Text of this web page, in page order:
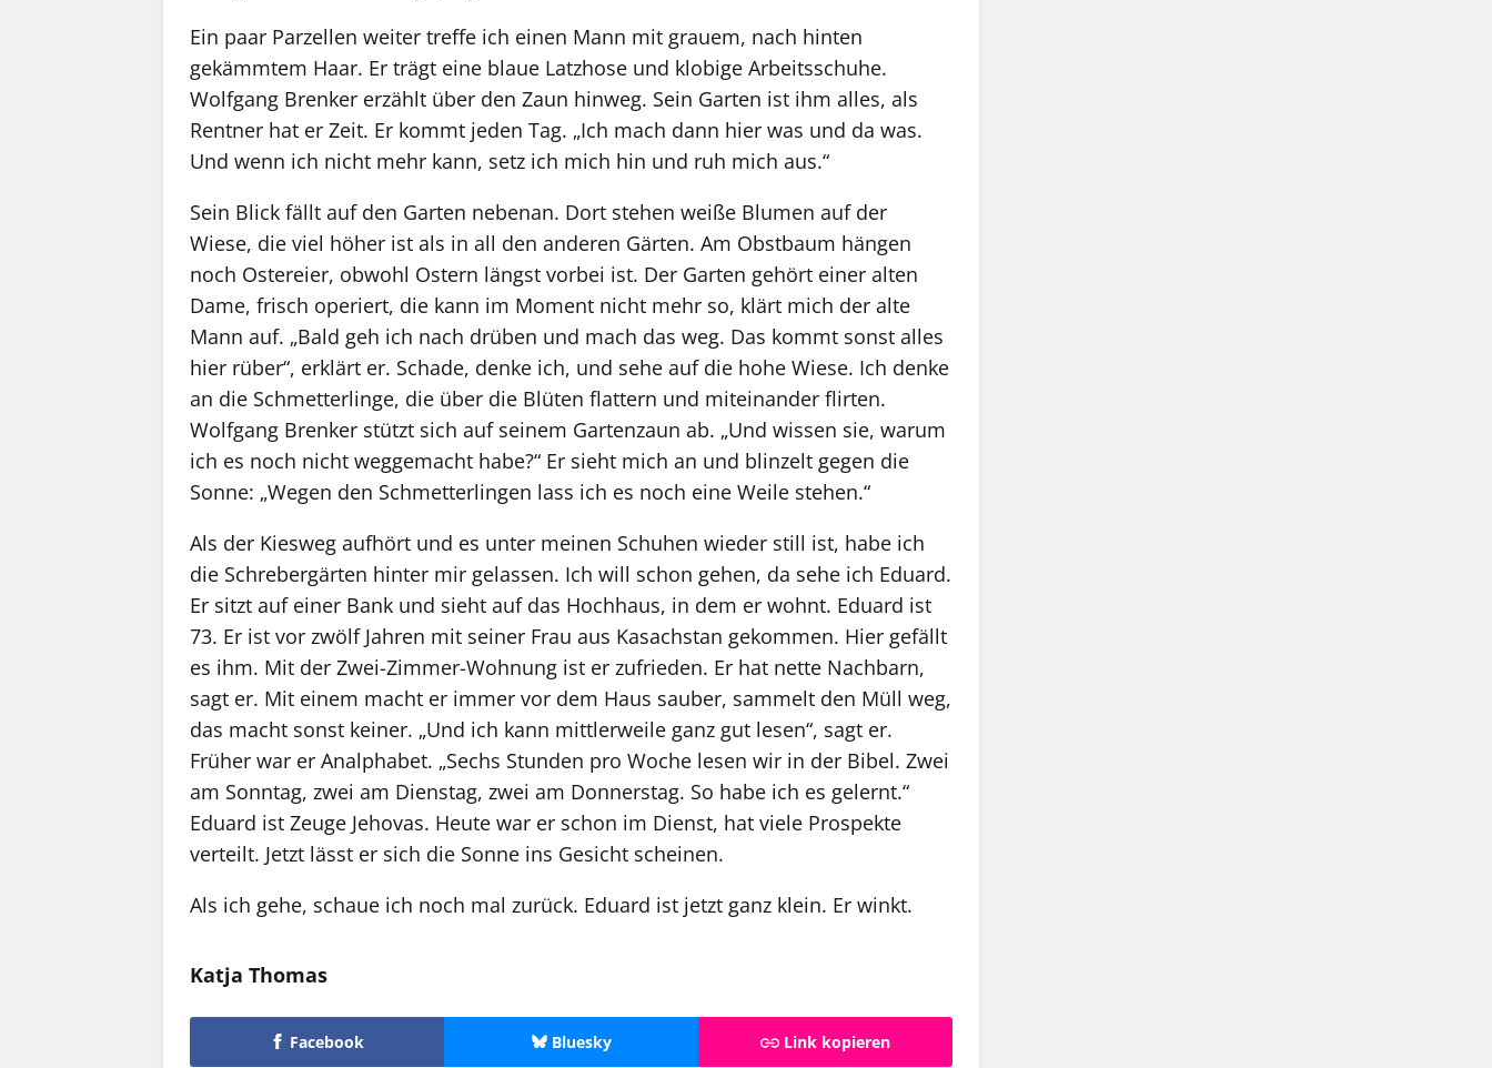
Ein paar Parzellen weiter treffe ich einen Mann mit grauem, nach hinten
gekämmtem Haar. Er trägt eine blaue Latzhose und klobige Arbeitsschuhe.
Wolfgang Brenker erzählt über den Zaun hinweg. Sein Garten ist ihm alles, als
Rentner hat er Zeit. Er kommt jeden Tag. „Ich mach dann hier was und da was.
Und wenn ich nicht mehr kann, setz ich mich hin und ruh mich aus.“
Sein Blick fällt auf den Garten nebenan. Dort stehen weiße Blumen auf der
Wiese, die viel höher ist als in all den anderen Gärten. Am Obstbaum hängen
noch Ostereier, obwohl Ostern längst vorbei ist. Der Garten gehört einer alten
Dame, frisch operiert, die kann im Moment nicht mehr so, klärt mich der alte
Mann auf. „Bald geh ich nach drüben und mach das weg. Das kommt sonst alles
hier rüber“, erklärt er. Schade, denke ich, und sehe auf die hohe Wiese. Ich denke
an die Schmetterlinge, die über die Blüten flattern und miteinander flirten.
Wolfgang Brenker stützt sich auf seinem Gartenzaun ab. „Und wissen sie, warum
ich es noch nicht weggemacht habe?“ Er sieht mich an und blinzelt gegen die
Sonne: „Wegen den Schmetterlingen lass ich es noch eine Weile stehen.“
Als der Kiesweg aufhört und es unter meinen Schuhen wieder still ist, habe ich
die Schrebergärten hinter mir gelassen. Ich will schon gehen, da sehe ich Eduard.
Er sitzt auf einer Bank und sieht auf das Hochhaus, in dem er wohnt. Eduard ist
73. Er ist vor zwölf Jahren mit seiner Frau aus Kasachstan gekommen. Hier gefällt
es ihm. Mit der Zwei-Zimmer-Wohnung ist er zufrieden. Er hat nette Nachbarn,
sagt er. Mit einem macht er immer vor dem Haus sauber, sammelt den Müll weg,
das macht sonst keiner. „Und ich kann mittlerweile ganz gut lesen“, sagt er.
Früher war er Analphabet. „Sechs Stunden pro Woche lesen wir in der Bibel. Zwei
am Sonntag, zwei am Dienstag, zwei am Donnerstag. So habe ich es gelernt.“
Eduard ist Zeuge Jehovas. Heute war er schon im Dienst, hat viele Prospekte
verteilt. Jetzt lässt er sich die Sonne ins Gesicht scheinen.
Als ich gehe, schaue ich noch mal zurück. Eduard ist jetzt ganz klein. Er winkt.
Katja Thomas
Facebook Bluesky Link kopieren